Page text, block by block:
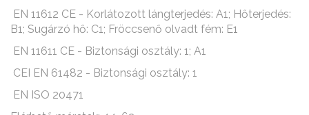
EN 11612 CE - Korlátozott lángterjedés: A1; Hőterjedés:
B1; Sugárzó hő: C1; Fröccsenő olvadt fém: E1
EN 11611 CE - Biztonsági osztály: 1; A1
CEI EN 61482 - Biztonsági osztály: 1
EN ISO 20471